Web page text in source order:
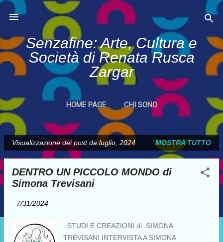
Passa ai contenuti principali
Senzafine: Arte, Cultura e
Società di Renata Rusca
Zargar
HOME PAGE CHI SONO
P
o
Visualizzazione dei post da luglio, 2024 MOSTRA TUTTO
DENTRO UN PICCOLO MONDO di
Simona Trevisani
- 7/31/2024
STUDI E CREAZIONI di SIMONA
TREVISANI INTERVISTA A SIMONA